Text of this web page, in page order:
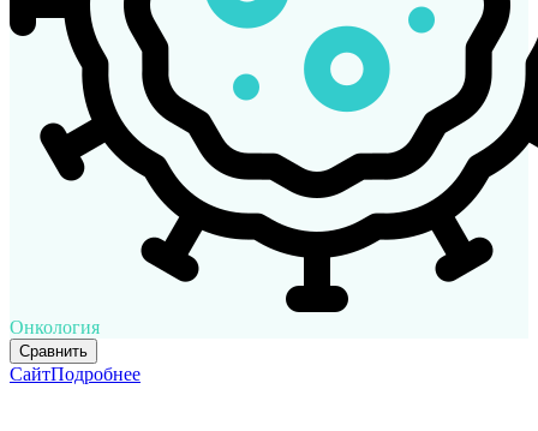
Онкология
Сравнить
СайтПодробнее